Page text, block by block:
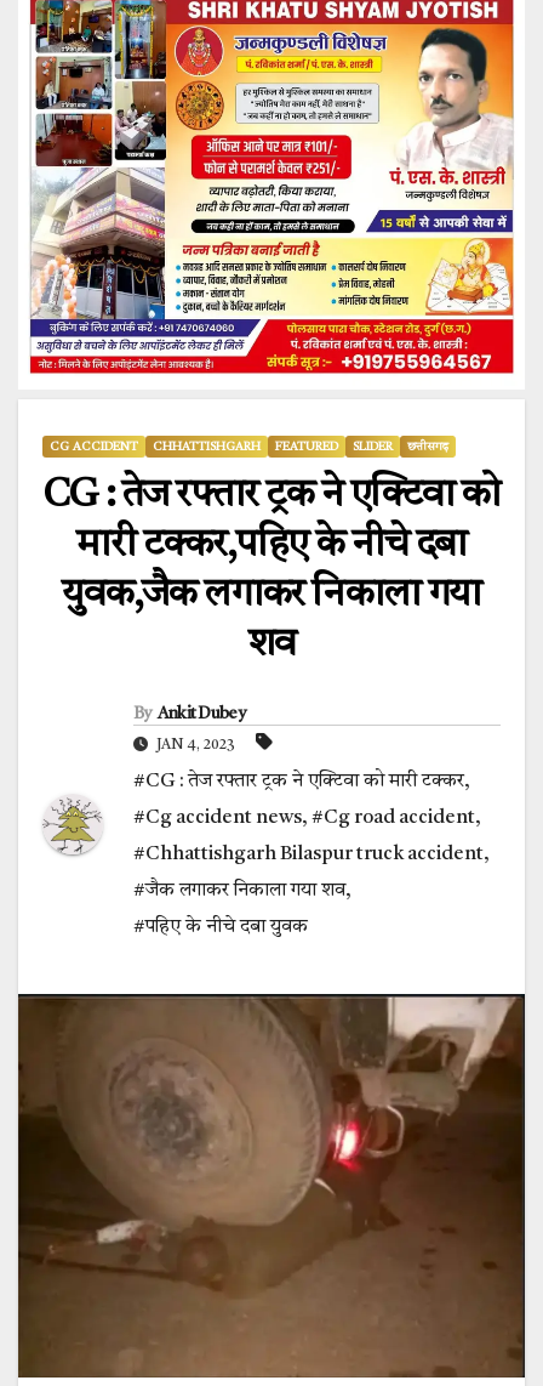
CG ACCIDENT CHHATTISHGARH FEATURED SLIDER छत्तीसगढ़
CG : तेज रफ्तार ट्रक ने एक्टिवा को
मारी टक्कर,पहिए के नीचे दबा
युवक,जैक लगाकर निकाला गया
शव
By Ankit Dubey
JAN 4, 2023
#CG : तेज रफ्तार ट्रक ने एक्टिवा को मारी टक्कर,
#Cg accident news, #Cg road accident,
#Chhattishgarh Bilaspur truck accident,
#जैक लगाकर निकाला गया शव,
#पहिए के नीचे दबा युवक